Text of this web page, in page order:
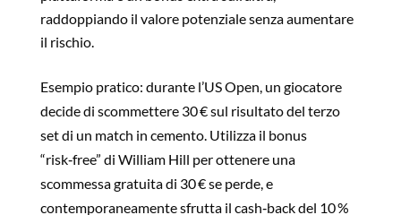
raddoppiando il valore potenziale senza aumentare
il rischio.
Esempio pratico: durante l’US Open, un giocatore
decide di scommettere 30 € sul risultato del terzo
set di un match in cemento. Utilizza il bonus
“risk‑free” di William Hill per ottenere una
scommessa gratuita di 30 € se perde, e
contemporaneamente sfrutta il cash‑back del 10 %